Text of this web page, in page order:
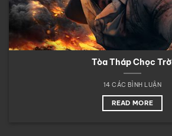
Tòa Tháp Chọc
14 CÁC BÌNH LUẬN
READ MORE